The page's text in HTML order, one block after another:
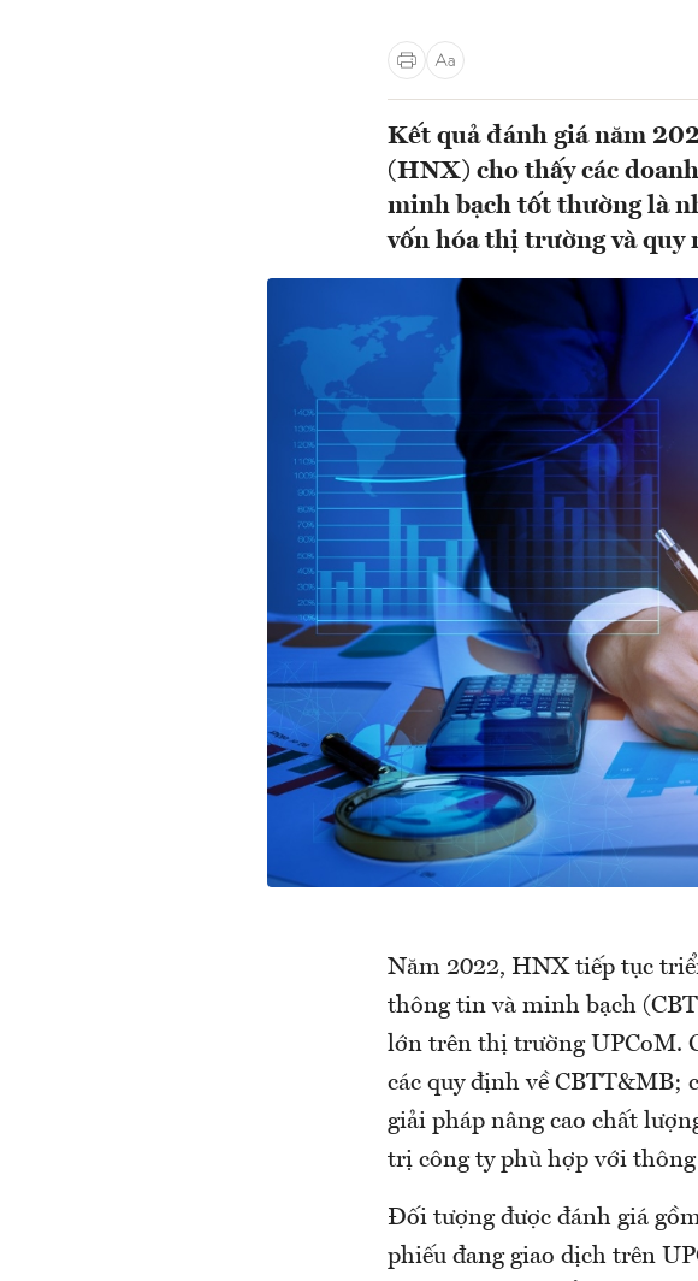
Kết quả đánh giá năm
(HNX) cho thấy các
minh bạch tốt thường là
vốn hóa thị trường và quy
Năm 2022, HNX tiếp tục
thông tin và minh bạch
lớn trên thị trường UPCoM.
các quy định về CBTT&MB;
giải pháp nâng cao chất
trị công ty phù hợp với thông
Đối tượng được đánh giá
phiếu đang giao dịch trên